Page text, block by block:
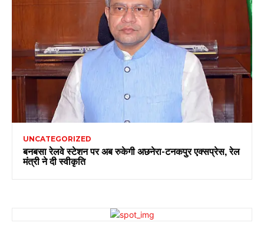
UNCATEGORIZED
बनबसा रेलवे स्टेशन पर अब रुकेगी अछनेरा-टनकपुर एक्सप्रेस, रेल
मंत्री ने दी स्वीकृति